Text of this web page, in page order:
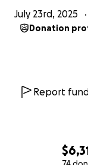
July 23rd, 2025
Donation
Report